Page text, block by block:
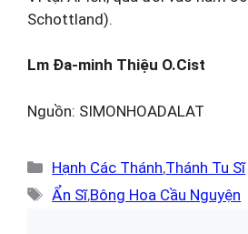
Schottland).
Lm Đa-minh Thiệu O.Cist
Nguồn: SIMONHOADALAT
Danh
mục
Hạnh Các Thánh,Thánh Tu Sĩ
Thẻ
Ẩn Sĩ,Bông Hoa Cầu Nguyện